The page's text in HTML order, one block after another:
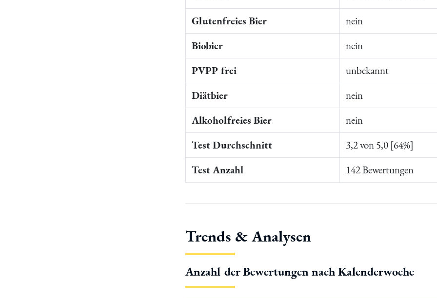
Glutenfreies Bier
nein
Biobier
nein
PVPP frei
unbekannt
Diätbier
nein
Alkoholfreies Bier
nein
Test Durchschnitt
3,2 von 5,0 [64%]
Test Anzahl
142 Bewertungen
Trends & Analysen
Anzahl der Bewertungen nach Kalenderwoche